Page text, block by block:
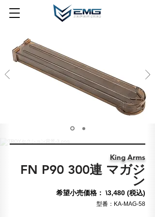
King Arms
FN P90 300連 マガジ
ン
希望小売価格： \3,480 (税込)
​型番：KA-MAG-58